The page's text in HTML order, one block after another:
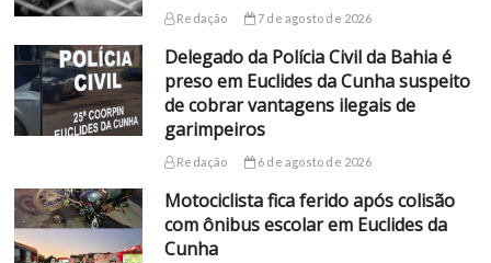
Redação 7 de agosto de 2026
Delegado da Polícia Civil da Bahia é
preso em Euclides da Cunha suspeito
de cobrar vantagens ilegais de
garimpeiros
Redação 6 de agosto de 2026
Motociclista fica ferido após colisão
com ônibus escolar em Euclides da
Cunha